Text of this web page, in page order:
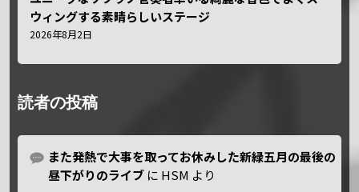
ウィングする素晴らしいステージ
2026年8月2日
読者の投稿
また発熱で大事を取ってお休みした新緑五月の最後の
昼下がりのライブ に HSM より